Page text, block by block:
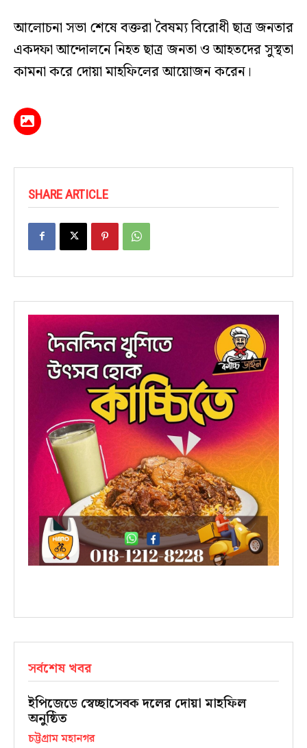
আলোচনা সভা শেষে বক্তরা বৈষম্য বিরোধী ছাত্র জনতার
একদফা আন্দোলনে নিহত ছাত্র জনতা ও আহতদের সুস্থতা
কামনা করে দোয়া মাহফিলের আয়োজন করেন।
SHARE ARTICLE
সর্বশেষ খবর
ইপিজেডে স্বেচ্ছাসেবক দলের দোয়া মাহফিল
অনুষ্ঠিত
চট্টগ্রাম মহানগর